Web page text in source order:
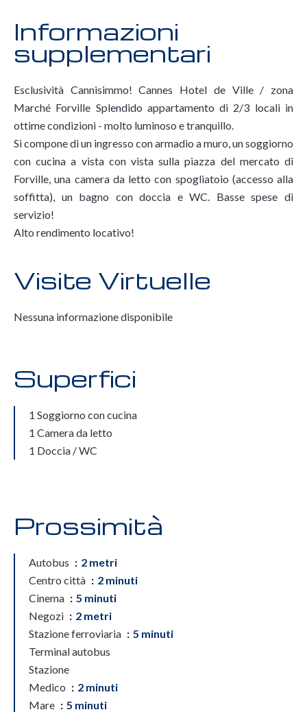
Informazioni
supplementari
Esclusività Cannisimmo! Cannes Hotel de Ville / zona
Marché Forville Splendido appartamento di 2/3 locali in
ottime condizioni - molto luminoso e tranquillo.
Si compone di un ingresso con armadio a muro, un soggiorno
con cucina a vista con vista sulla piazza del mercato di
Forville, una camera da letto con spogliatoio (accesso alla
soffitta), un bagno con doccia e WC. Basse spese di
servizio!
Alto rendimento locativo!
Visite Virtuelle
Nessuna informazione disponibile
Superfici
1 Soggiorno con cucina
1 Camera da letto
1 Doccia / WC
Prossimità
Autobus
2 metri
Centro città
2 minuti
Cinema
5 minuti
Negozi
2 metri
Stazione ferroviaria
5 minuti
Terminal autobus
Stazione
Medico
2 minuti
Mare
5 minuti